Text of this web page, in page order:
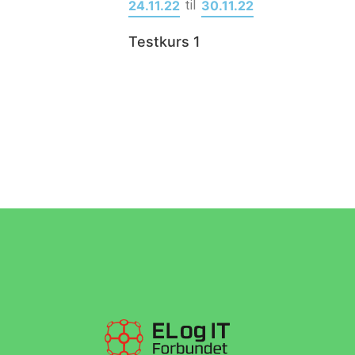
24.11.22 til 30.11.22
Testkurs 1